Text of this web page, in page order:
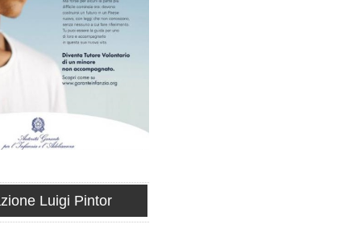
Luigi Pintor